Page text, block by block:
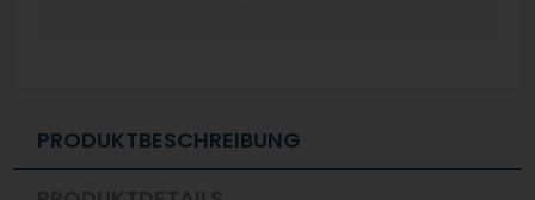
PRODUKTBESCHREIBUNG